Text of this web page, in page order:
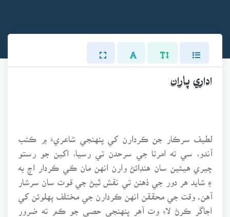
اداري پاران
لطيف سرڪار جن ڪردارن کي پنهنجي شاعريءَ ۾ ڪتب
آندو، سي ته امرتا جي سرحدن تي رسيا، اکين جو رستو
چيري هيئين سان هنڊائڻ وارن انهن مان ڪي ڪردار اڄ به
۽ شايد هر دور جي ذهنن تي نقش ٿيڻ جي قوت سان سرشار
آهن. وقت جي محققن انهن ڪردارن جي مختلف پهلوئن کي
اجاگر ڪرڻ لاءِ وت آهر پنهنجي حصي جو ڪم ته ضرور